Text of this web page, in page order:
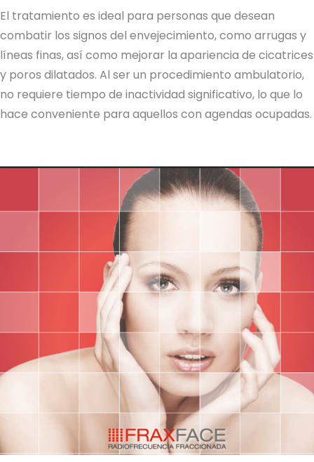
El tratamiento es ideal para personas que desean
combatir los signos del envejecimiento, como arrugas y
líneas finas, así como mejorar la apariencia de cicatrices
y poros dilatados. Al ser un procedimiento ambulatorio,
no requiere tiempo de inactividad significativo, lo que lo
hace conveniente para aquellos con agendas ocupadas.